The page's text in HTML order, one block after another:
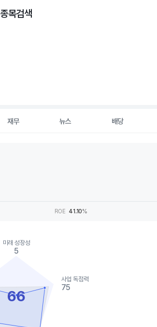
종목검색
재무 뉴스 배당
ROE 41.10%
66
미래 성장성
5
사업 독점력
75